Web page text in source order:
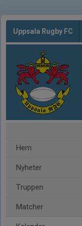
Uppsala Rugby FC
Hem
Nyheter
Truppen
Matcher